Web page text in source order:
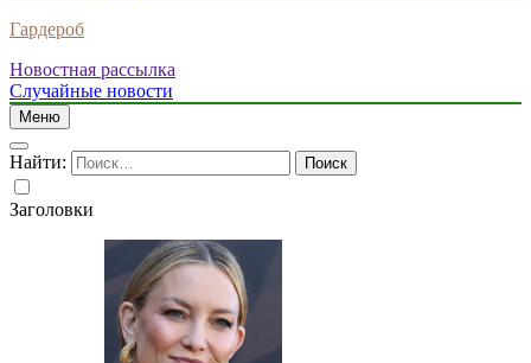
Гардероб
Новостная рассылка
Случайные новости
Меню
Найти:
Заголовки